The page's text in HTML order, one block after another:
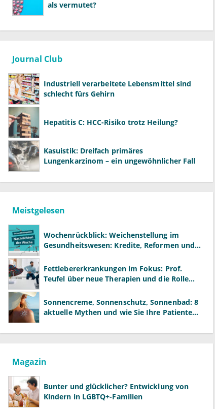
als vermutet?
Journal Club
Industriell verarbeitete Lebensmittel sind
schlecht fürs Gehirn
Hepatitis C: HCC-Risiko trotz Heilung?
Kasuistik: Dreifach primäres
Lungenkarzinom – ein ungewöhnlicher Fall
Meistgelesen
Wochenrückblick: Weichenstellung im
Gesundheitswesen: Kredite, Reformen und
Fettlebererkrankungen im Fokus: Prof.
Teufel über neue Therapien und die Rolle
Sonnencreme, Sonnenschutz, Sonnenbad: 8
aktuelle Mythen und wie Sie Ihre Patienten
Magazin
Bunter und glücklicher? Entwicklung von
Kindern in LGBTQ+-Familien